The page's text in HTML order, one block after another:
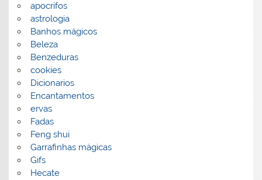
apocrifos
astrologia
Banhos mágicos
Beleza
Benzeduras
cookies
Dicionarios
Encantamentos
ervas
Fadas
Feng shui
Garrafinhas mágicas
Gifs
Hecate